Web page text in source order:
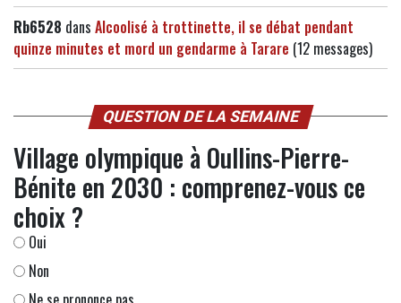
Rb6528 dans Alcoolisé à trottinette, il se débat pendant
quinze minutes et mord un gendarme à Tarare (12 messages)
QUESTION DE LA SEMAINE
Village olympique à Oullins-Pierre-
Bénite en 2030 : comprenez-vous ce
choix ?
Oui
Non